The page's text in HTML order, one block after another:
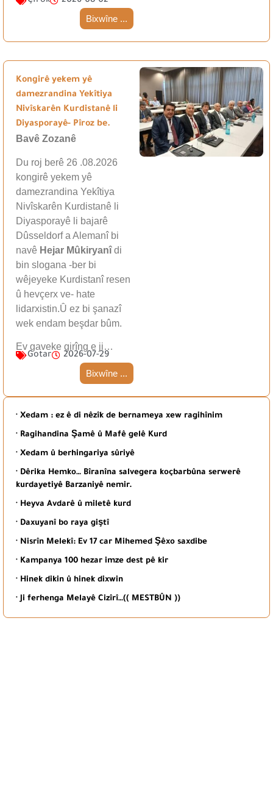
Bixwîne ...
Kongirê yekem yê
damezrandina Yekîtiya
Nivîskarên Kurdistanê li
Diyasporayê- Pîroz be.
Bavê Zozanê
Du roj berê 26 .08.2026
kongirê yekem yê
damezrandina Yekîtiya
Nivîskarên Kurdistanê li
Diyasporayê li bajarê
Dûsseldorf a Alemanî bi
navê Hejar Mûkiryanîdi
bin slogana -ber bi
wêjeyeke Kurdistanî resen
û hevçerx ve- hate
lidarxistin.Û ez bi şanazî
wek endam beşdar bûm.
Ev gaveke girîng e ji…
Gotar 2026-07-29
Bixwîne ...
· Xedam : ez ê di nêzîk de bernameya xew ragihînim
· Ragihandina Şamê û Mafê gelê Kurd
· Xedam û berhingariya sûriyê
· Dêrika Hemko… Bîranîna salvegera koçbarbûna serwerê
kurdayetiyê Barzaniyê nemir.
· Heyva Avdarê û miletê kurd
· Daxuyanî bo raya giştî
· Nisrîn Melekî: Ev 17 car Mihemed Şêxo saxdibe
· Kampanya 100 hezar imze dest pê kir
· Hinek dikin û hinek dixwin
· Ji ferhenga Melayê Cizîrî…(( MESTBÛN ))